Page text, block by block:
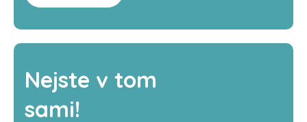
Nejste v tom
sami!